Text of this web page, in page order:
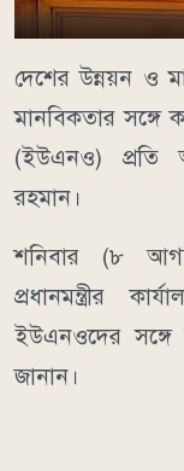
দেশের উন্নয়ন ও
মানবিকতার সঙ্গে
(ইউএনও) প্রতি
রহমান।
শনিবার (৮
প্রধানমন্ত্রীর
ইউএনওদের
জানান।